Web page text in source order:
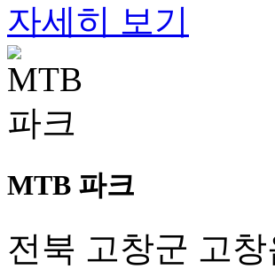
자세히 보기
MTB 파크
전북 고창군 고